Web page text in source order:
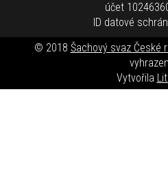
účet
ID datové
© 2018 Šachový svaz České
Vytvořila